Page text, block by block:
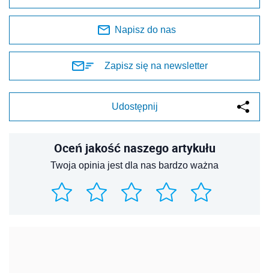
Napisz do nas
Zapisz się na newsletter
Udostępnij
Oceń jakość naszego artykułu
Twoja opinia jest dla nas bardzo ważna